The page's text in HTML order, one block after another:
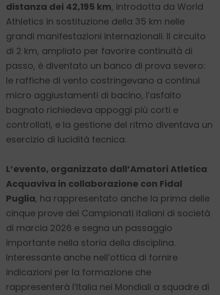
distanza dei 42,195 km, introdotta da World
Athletics in sostituzione della 35 km nelle
grandi manifestazioni internazionali. Il circuito
di 2 km, ampliato per favorire continuità di
passo, è diventato un banco di prova severo:
le raffiche di vento costringevano a continui
micro aggiustamenti di bacino, l’asfalto
bagnato richiedeva appoggi più corti e
controllati, e la gestione del ritmo diventava un
esercizio di lucidità tecnica.
L’evento, organizzato dall’Amatori Atletica
Acquaviva in collaborazione con Fidal
Puglia, ha rappresentato anche la prima delle
cinque prove dei Campionati italiani di società
di marcia 2026 e segna un passaggio
importante nella storia della disciplina.
Interessante anche nell’ottica di fornire
indicazioni per la formazione che
rappresenterà l’Italia nei Mondiali a squadre di